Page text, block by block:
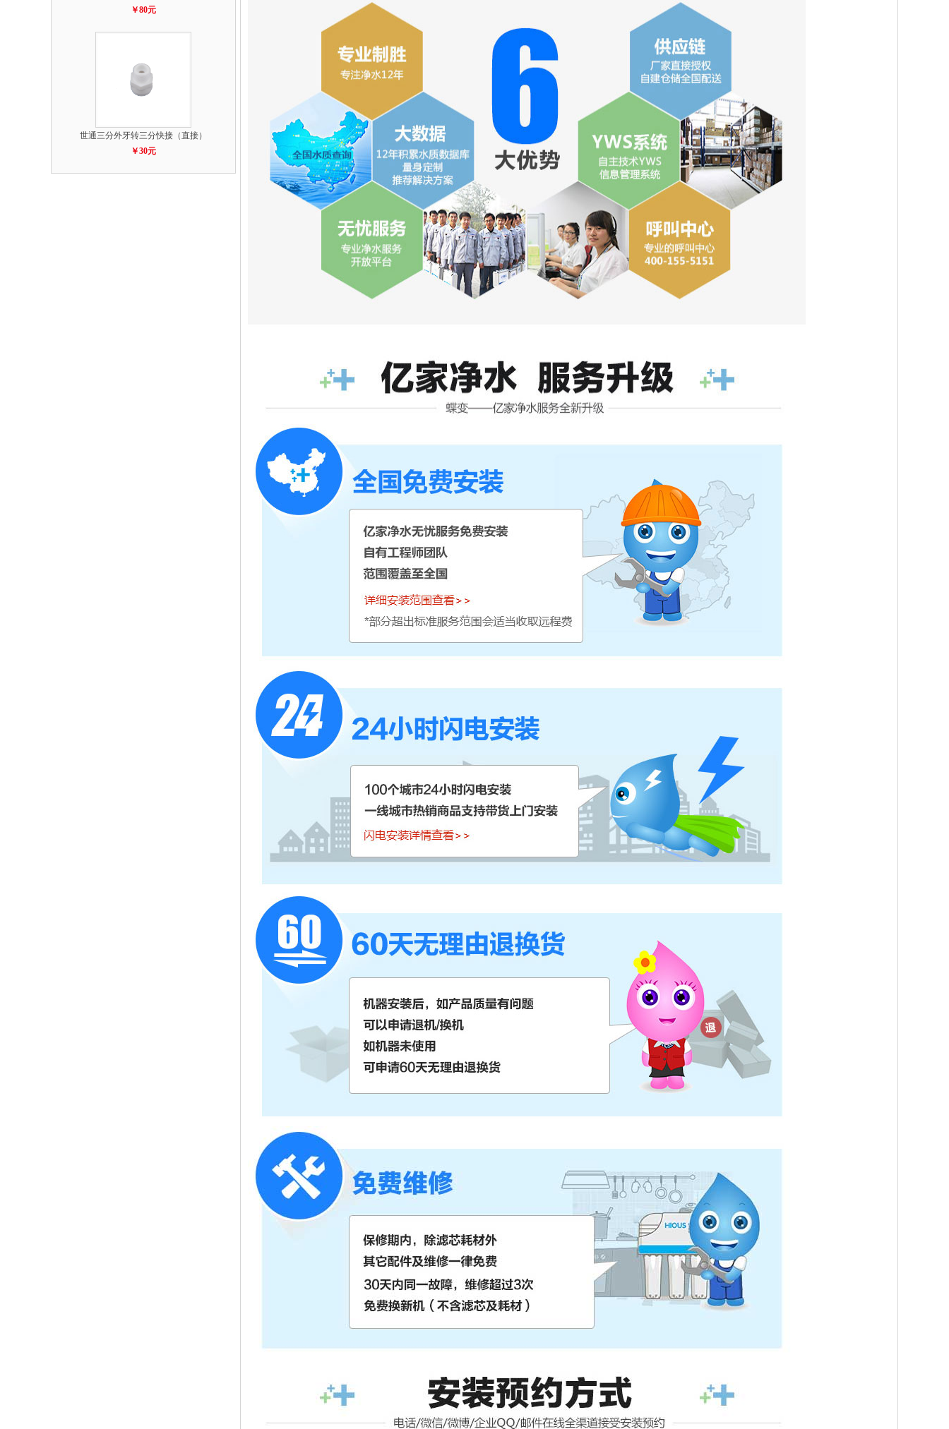
￥80元
世通三分外牙转三分快接（直接）
￥30元